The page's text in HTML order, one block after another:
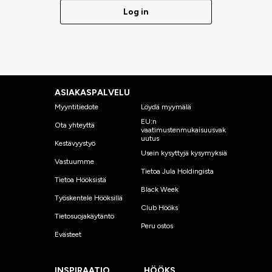
Log in
ASIAKASPALVELU
Myyntitiedote
Ota yhteyttä
Kestävyystyö
Vastuumme
Tietoa Hööksistä
Työskentele Hööksillä
Tietosuojakäytäntö
Evästeet
Löydä myymälä
EU:n
vaatimustenmukaisuusvak
uutus
Usein kysyttyjä kysymyksiä
Tietoa Jula Holdingista
Black Week
Club Hööks
Peru ostos